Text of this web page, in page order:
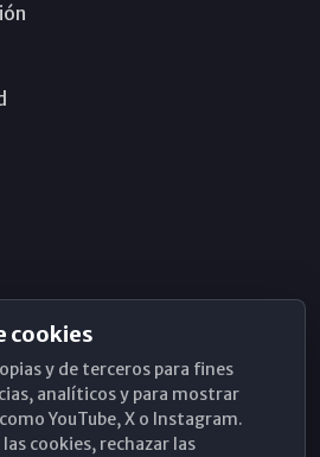
cookies
y de terceros para fines
analíticos y para mostrar
YouTube, X o Instagram.
cookies, rechazar las